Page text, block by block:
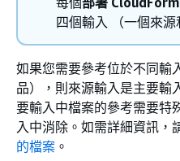
四個輸入 （一個來源
如果您需要參考位於不同輸
品），則來源輸入是主要輸
要輸入中檔案的參考需要特
入中消除。如需詳細資訊，
的檔案 。